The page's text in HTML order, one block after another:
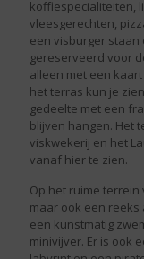
koffiespecialiteiten,
vleesgerechten,
een visburger staan
gereserveerd voor
alleen met een
het terras kun je
gedeelte met een
blijven hangen. Het
viskwekerij en het
vanaf hier te zien.
Op het ruime
maar ook een
een kunstmatig
minivijver. Er is ook